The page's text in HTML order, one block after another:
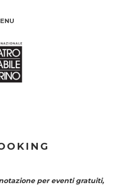
per eventi gratuiti,